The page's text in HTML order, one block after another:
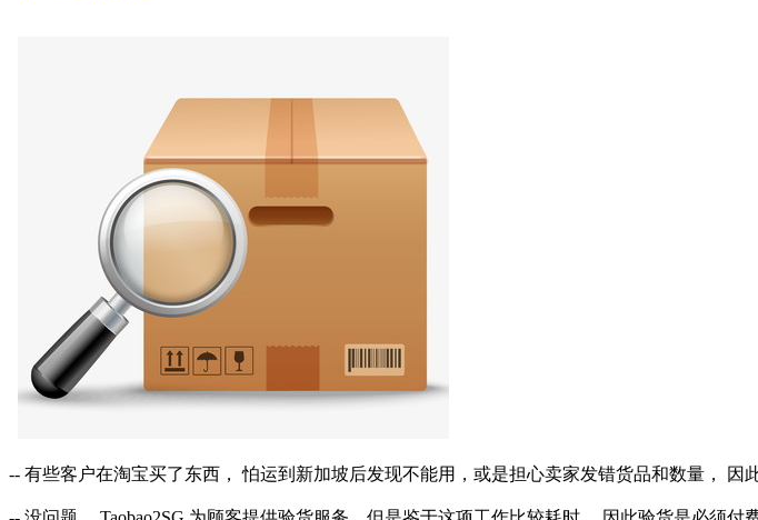
-- 有些客户在淘宝买了东西， 怕运到新加坡后发现不能用，或是担心卖家发错货品和数量， 因